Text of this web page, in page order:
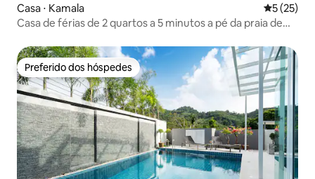
Casa ⋅ Kamala 5 de uma
5 (25)
Casa de férias de 2 quartos a 5 minutos a pé da praia de
Preferido dos hóspedes
Preferido dos hóspedes